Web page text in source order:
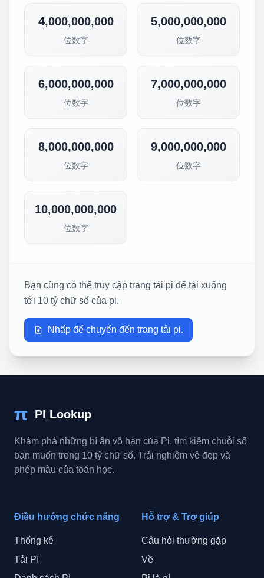
4,000,000,000
位数字
5,000,000,000
位数字
6,000,000,000
位数字
7,000,000,000
位数字
8,000,000,000
位数字
9,000,000,000
位数字
10,000,000,000
位数字
Bạn cũng có thể truy cập trang tải pi để tải xuống
tới 10 tỷ chữ số của pi.
Nhấp để chuyển đến trang tải pi.
π PI Lookup
Khám phá những bí ẩn vô hạn của Pi, tìm kiếm chuỗi số
bạn muốn trong 10 tỷ chữ số. Trải nghiệm vẻ đẹp và
phép màu của toán học.
Điều hướng chức năng
Thống kê
Tải PI
Hỗ trợ & Trợ giúp
Câu hỏi thường gặp
Về